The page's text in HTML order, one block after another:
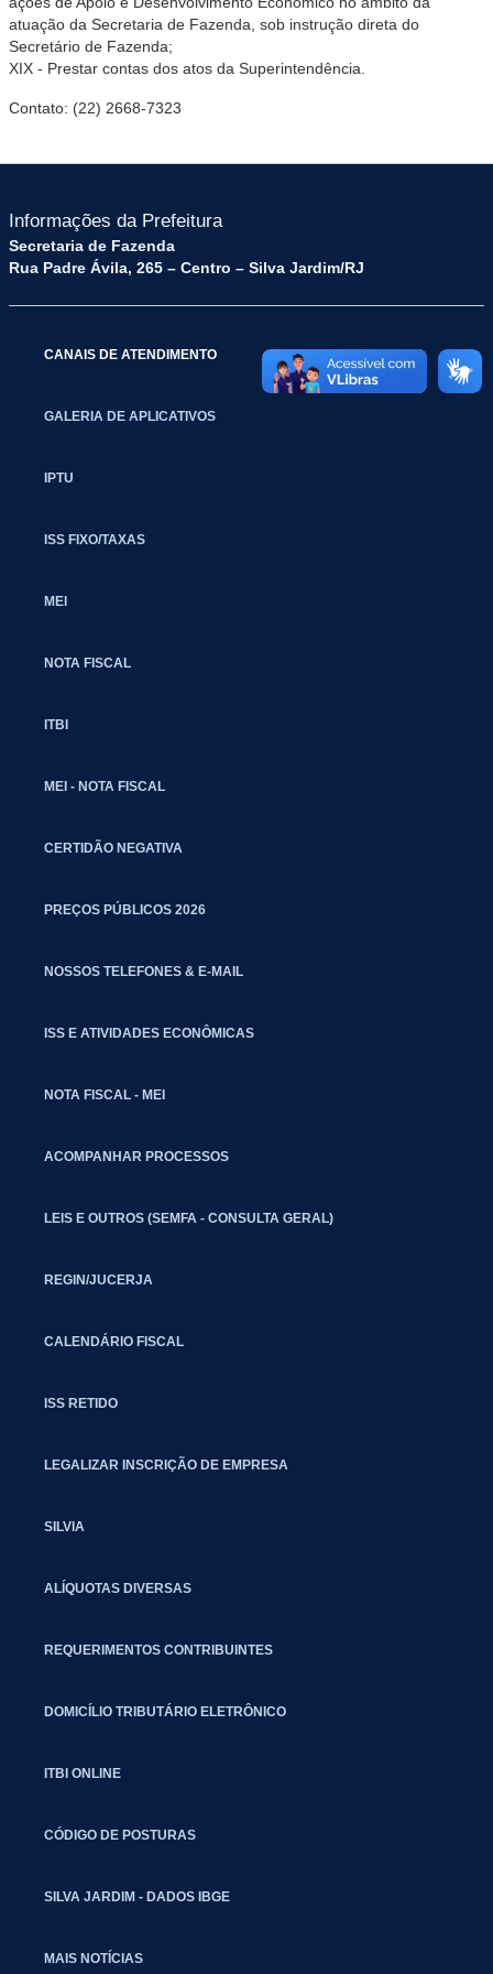
atuação da Secretaria de Fazenda, sob instrução direta do
Secretário de Fazenda;
XIX - Prestar contas dos atos da Superintendência.
Contato: (22) 2668-7323
Informações da Prefeitura
Secretaria de Fazenda
Rua Padre Ávila, 265 – Centro – Silva Jardim/RJ
CANAIS DE ATENDIMENTO
GALERIA DE APLICATIVOS
IPTU
ISS FIXO/TAXAS
MEI
NOTA FISCAL
ITBI
MEI - NOTA FISCAL
CERTIDÃO NEGATIVA
PREÇOS PÚBLICOS 2026
NOSSOS TELEFONES & E-MAIL
ISS E ATIVIDADES ECONÔMICAS
NOTA FISCAL - MEI
ACOMPANHAR PROCESSOS
LEIS E OUTROS (SEMFA - CONSULTA GERAL)
REGIN/JUCERJA
CALENDÁRIO FISCAL
ISS RETIDO
LEGALIZAR INSCRIÇÃO DE EMPRESA
SILVIA
ALÍQUOTAS DIVERSAS
REQUERIMENTOS CONTRIBUINTES
DOMICÍLIO TRIBUTÁRIO ELETRÔNICO
ITBI ONLINE
CÓDIGO DE POSTURAS
SILVA JARDIM - DADOS IBGE
MAIS NOTÍCIAS